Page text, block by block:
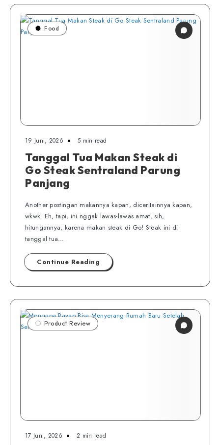
Food
19 Juni, 2026 5 min read
Tanggal Tua Makan Steak di
Go Steak Sentraland Parung
Panjang
Another postingan makannya kapan, diceritainnya kapan,
wkwk. Eh, tapi, ini nggak lawas-lawas amat, sih,
hitungannya, karena makan steak di Go! Steak ini di
tanggal tua…
Continue Reading
Product Review
17 Juni, 2026 2 min read